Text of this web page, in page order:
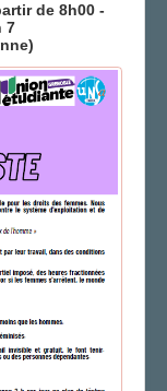
de 8h00 -
7